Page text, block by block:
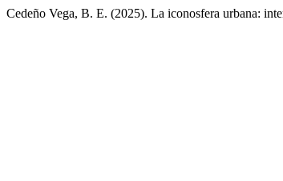
Cedeño Vega, B. E. (2025). La iconosfera urbana: